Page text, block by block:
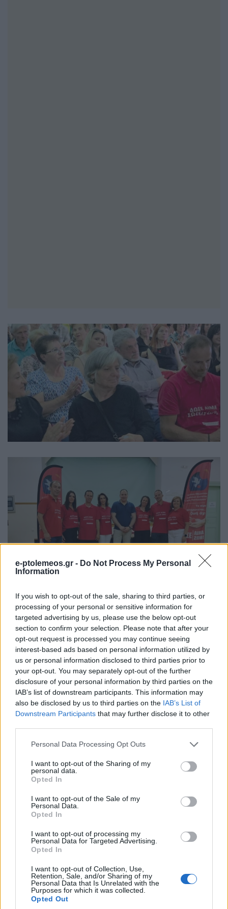
e-ptolemeos.gr - Do Not Process My Personal
Information
If you wish to opt-out of the sale, sharing to third parties, or
processing of your personal or sensitive information for
targeted advertising by us, please use the below opt-out
section to confirm your selection. Please note that after your
opt-out request is processed you may continue seeing
interest-based ads based on personal information utilized by
us or personal information disclosed to third parties prior to
your opt-out. You may separately opt-out of the further
disclosure of your personal information by third parties on the
IAB’s list of downstream participants. This information may
also be disclosed by us to third parties on the IAB’s List of
Downstream Participants that may further disclose it to other
Please note that this website/app uses one or more Google
not limited to your visit or usage behaviour. You may click to
grant or deny consent to Google and its third-party tags to
use your data for below specified purposes in below Google
consent section.
Personal Data Processing Opt Outs
I want to opt-out of the Sharing of my
personal data.
Opted In
I want to opt-out of the Sale of my
Personal Data.
Opted In
I want to opt-out of processing my
Personal Data for Targeted Advertising.
Opted In
I want to opt-out of Collection, Use,
Retention, Sale, and/or Sharing of my
Personal Data that Is Unrelated with the
Purposes for which it was collected.
Opted Out